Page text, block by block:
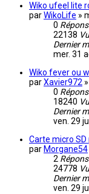
Wiko ufeel lite
parWikoLife »
0
22138
Dernier
mer. 31
Wiko fever ou
parXavier972 »
0
18240
Dernier
ven. 29
Carte micro
par Morgane54
2
24778
Dernier
ven. 29